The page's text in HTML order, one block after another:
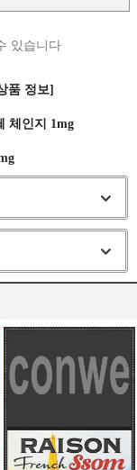
있습니다
품 정보]
체인지 1mg